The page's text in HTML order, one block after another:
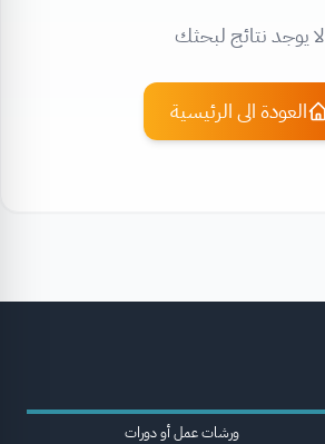
لا يوجد نتائج لبحثك
العودة الى الرئيسية
ورشات عمل أو دورات